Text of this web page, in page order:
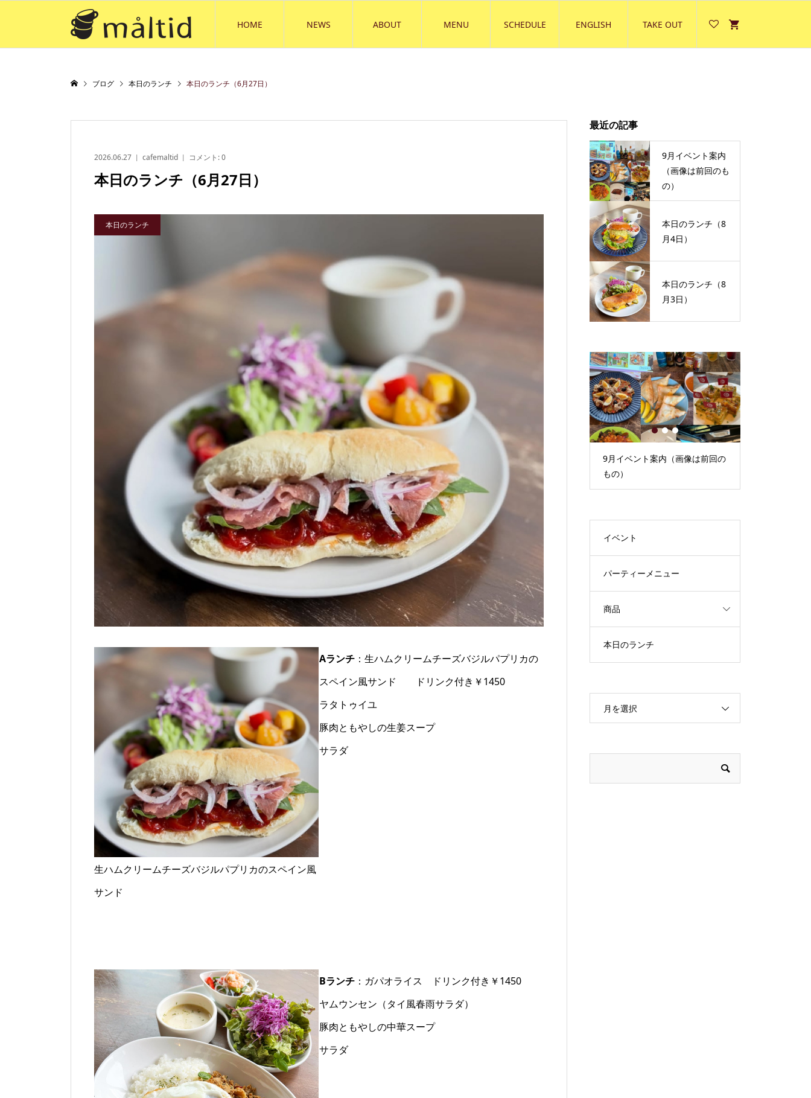
HOME NEWS ABOUT MENU SCHEDULE ENGLISH TAKE OUT
ブログ 本日のランチ 本日のランチ（6月27日）
2026.06.27 cafemaltid コメント:0
本日のランチ（6月27日）
本日のランチ
生ハムクリームチーズバジルパプリカのスペイン風
サンド
Aランチ：生ハムクリームチーズバジルパプリカの
スペイン風サンド ドリンク付き￥1450
ラタトゥイユ
豚肉ともやしの生姜スープ
サラダ
Bランチ：ガパオライス ドリンク付き￥1450
ヤムウンセン（タイ風春雨サラダ）
豚肉ともやしの中華スープ
サラダ
最近の記事
9月イベント案内
（画像は前回のも
の）
本日のランチ（8
月4日）
本日のランチ（8
月3日）
本日のランチ（8月3日）
9月イベント案内（画像は前回の
もの）
1 2 3
イベント
パーティーメニュー
商品
本日のランチ
月を選択